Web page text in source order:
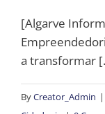
[Algarve
a transformar
ByCreator_Admin |